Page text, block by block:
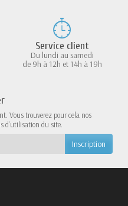
Service client
Du lundi au samedi
de 9h à 12h et 14h à 19h
Vous trouverez pour cela nos
d'utilisation du site.